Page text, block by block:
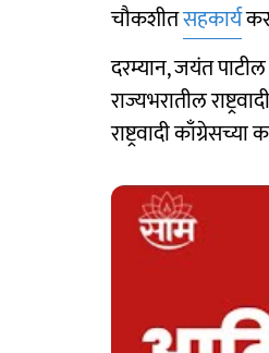
चौकशीतसहकार्य
दरम्यान, जयंत
राज्यभरातील
राष्ट्रवादी